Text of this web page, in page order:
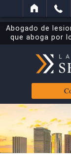
BUSCAR
Abogado de
que aboga por